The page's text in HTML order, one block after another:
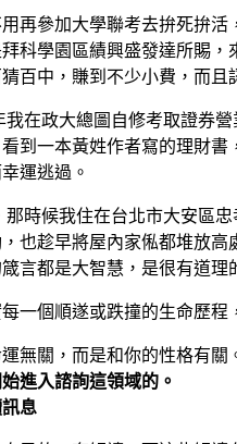
再參加大學聯考去拚死拚
科學園區績興盛發達所賜
百中，賺到不少小費，而
我在政大總圖自修考取證券
到一本黃姓作者寫的理財
運逃過。
那時候我住在台北市大安區
也趁早將屋內家俬都堆放
言都是大智慧，是很有道理
一個順遂或跌撞的生命歷
無關，而是和你的性格有關
進入諮詢這領域的。
息